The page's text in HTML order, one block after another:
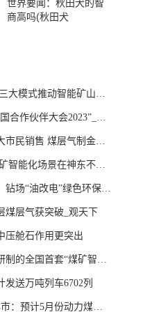
世界要闻：秋田犬的智
商高吗(秋田犬
式推动智能矿山生态发展
伙伴大会2023”_世界快
销售 煤层气制金刚石首饰
化场景在神东不断“上新
“油改电”绿色环保又高效
煤层气获突破_观天下
压舱石作用更突出
全国首套“煤矿智能化培训
送万吨列车6702列
计5月份动力煤市场价格或